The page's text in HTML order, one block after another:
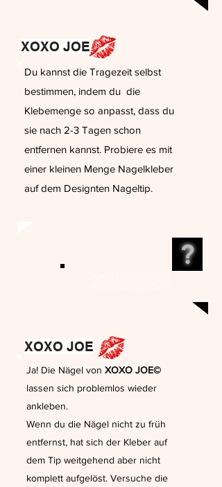
XOXO JOE
Du kannst die Tragezeit selbst
bestimmen, indem du die
Klebemenge so anpasst, dass du
sie nach 2-3 Tagen schon
entfernen kannst. Probiere es mit
einer kleinen Menge Nagelkleber
auf dem Designten Nageltip.
?
Ja! Die Nägel von XOXO JOE©
lassen sich problemlos wieder
ankleben.
Wenn du die Nägel nicht zu früh
entfernst, hat sich der Kleber auf
dem Tip weitgehend aber nicht
komplett aufgelöst. Versuche die
XOXO JOE